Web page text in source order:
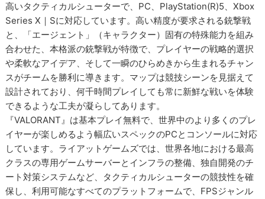
高いタクティカルシューターで、PC、PlayStation(R)5、Xbox
Series X｜Sに対応しています。高い精度が要求される銃撃戦
と、「エージェント」（キャラクター）固有の特殊能力を組み
合わせた、本格派の銃撃戦が特徴で、プレイヤーの戦略的選択
や柔軟なアイデア、そして一瞬のひらめきから生まれるチャン
スがチームを勝利に導きます。マップは競技シーンを見据えて
設計されており、何千時間プレイしても常に新鮮な戦いを体験
できるような工夫が凝らしてあります。
『VALORANT』は基本プレイ無料で、世界中のより多くのプレ
イヤーが楽しめるよう幅広いスペックのPCとコンソールに対応
しています。ライアットゲームズでは、世界各地における最高
クラスの専用ゲームサーバーとインフラの整備、独自開発のチ
ート対策システムなど、タクティカルシューターの競技性を確
保し、利用可能なすべてのプラットフォームで、FPSジャンル